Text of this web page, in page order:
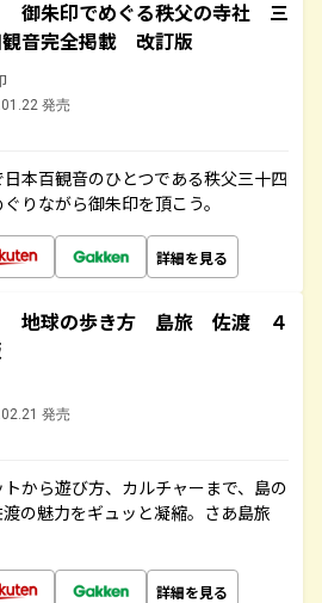
御朱印でめぐる秩父の寺社 三
音完全掲載 改訂版
発売
本百観音のひとつである秩父三十四
りながら御朱印を頂こう。
詳細を見る
地球の歩き方 島旅 佐渡 ４
発売
から遊び方、カルチャーまで、島の
の魅力をギュッと凝縮。さあ島旅
詳細を見る